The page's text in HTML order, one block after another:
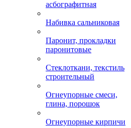
Безасбестовые материалы
Лента тормозная, лента
асбографитная
Набивка сальниковая
паронитовые
строительный